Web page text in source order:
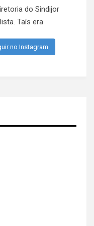
no Instagram